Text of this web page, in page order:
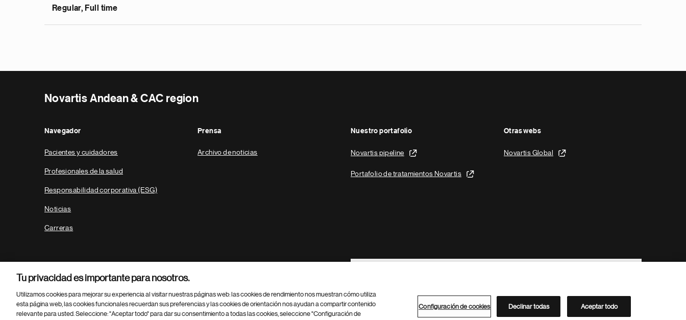
Regular, Full time
Novartis Andean & CAC region
Navegador
Pacientes y cuidadores
Profesionales de la salud
Responsabilidad corporativa (ESG)
Noticias
Carreras
Prensa
Archivo de noticias
Nuestro portafolio
Novartis pipeline
Portafolio de tratamientos Novartis
Otras webs
Novartis Global
Footer Site Search
Parte
© 2026 Novartis AG Directorio de Novartis
Tu privacidad es importante para nosotros.
Utilizamos cookies para mejorar su experiencia al visitar nuestras páginas web: las cookies de rendimiento nos muestran cómo utiliza
esta página web, las cookies funcionales recuerdan sus preferencias y las cookies de orientación nos ayudan a compartir contenido
relevante para usted. Seleccione: "Aceptar todo" para dar su consentimiento a todas las cookies, seleccione "Configuración de
Configuración de cookies Declinar todas Aceptar todo